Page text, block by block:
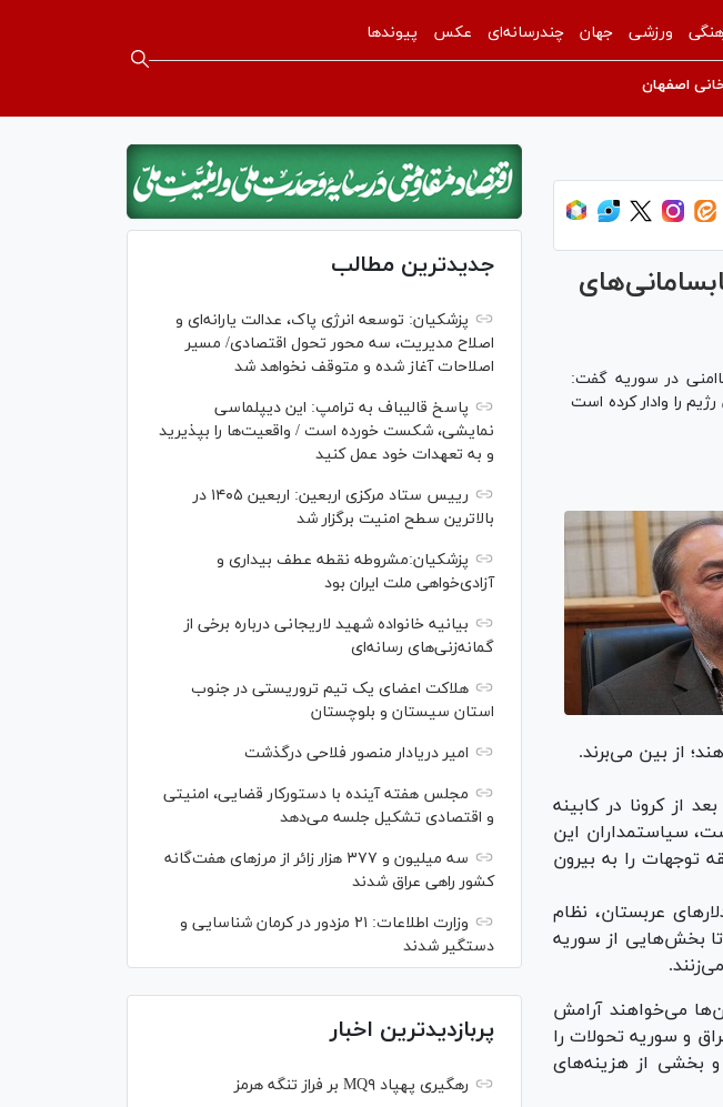
ورزشی جهان چندرسانه‌ای عکس پیوندها
اصفهان
در سوریه گفت:
را وادار کرده است
از بین می‌برند.
از کرونا در کابینه
سیاستمداران این
توجهات را به بیرون
عربستان، نظام
تا بخش‌هایی از سوریه
می‌خواهند آرامش
و سوریه تحولات را
بخشی از هزینه‌های
جدیدترین مطالب
پزشکیان: توسعه انرژی پاک، عدالت یارانه‌ای و
اصلاح مدیریت، سه محور تحول اقتصادی/ مسیر
اصلاحات آغاز شده و متوقف نخواهد شد
پاسخ قالیباف به ترامپ: این دیپلماسی
نمایشی، شکست خورده است / واقعیت‌ها را بپذیرید
و به تعهدات خود عمل کنید
رییس ستاد مرکزی اربعین: اربعین ۱۴۰۵ در
بالاترین سطح امنیت برگزار شد
پزشکیان:مشروطه نقطه عطف بیداری و
آزادی‌خواهی ملت ایران بود
بیانیه خانواده شهید لاریجانی درباره برخی از
گمانه‌زنی‌های رسانه‌ای
هلاکت اعضای یک تیم تروریستی در جنوب
استان سیستان و بلوچستان
امیر دریادار منصور فلاحی درگذشت
مجلس هفته آینده با دستورکار قضایی، امنیتی
و اقتصادی تشکیل جلسه می‌دهد
سه میلیون و ۳۷۷ هزار زائر از مرز‌های هفت‌گانه
کشور راهی عراق شدند
وزارت اطلاعات: ۲۱ مزدور در کرمان شناسایی و
دستگیر شدند
پربازدیدترین اخبار
رهگیری پهپاد MQ۹ بر فراز تنگه هرمز